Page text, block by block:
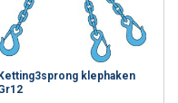
Ketting3sprong klephaken